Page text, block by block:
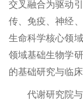
交叉融合为驱动
传、免疫、神经
生命科学核心领
领域基础生物学
的基础研究与临
代谢研究院